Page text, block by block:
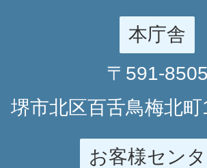
本庁舎
〒591-
堺市北区百舌鳥梅北
お客様セン